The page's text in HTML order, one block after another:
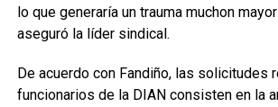
lo que generaría un trauma muchon
aseguró la líder sindical.
De acuerdo con Fandiño, las solicitudes
funcionarios de la DIAN consisten en la